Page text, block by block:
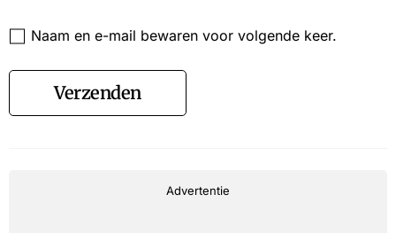
Naam en e-mail bewaren voor volgende keer.
Verzenden
Advertentie